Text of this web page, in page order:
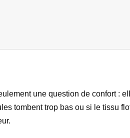
une question de confort :
tombent trop bas ou si le tissu